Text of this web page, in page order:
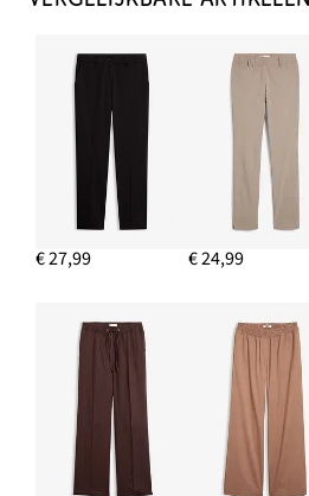
Blouse van soepele viscose
€ 28,99
IN WINKELMANDJE
Blazer met paspelzakken
€ 35,99
€ 27,99 € 24,99